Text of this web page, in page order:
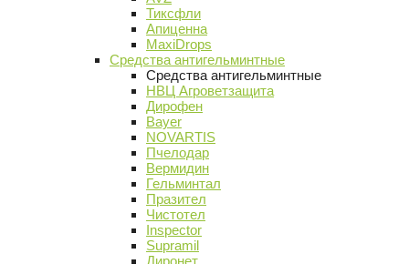
Тиксфли
Апиценна
MaxiDrops
Средства антигельминтные
Средства антигельминтные
НВЦ Агроветзащита
Дирофен
Bayer
NOVARTIS
Пчелодар
Вермидин
Гельминтал
Празител
Чистотел
Inspector
Supramil
Диронет